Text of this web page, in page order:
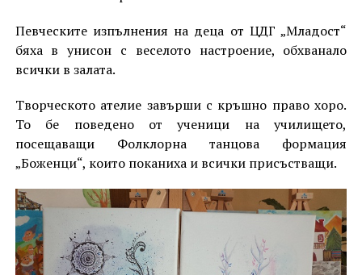
Певческите изпълнения на деца от ЦДГ „Младост“
бяха в унисон с веселото настроение, обхванало
всички в залата.
Творческото ателие завърши с кръшно право хоро.
То бе поведено от ученици на училището,
посещаващи Фолклорна танцова формация
„Боженци“, които поканиха и всички присъстващи.